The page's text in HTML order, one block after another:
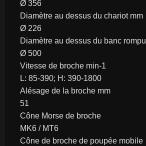
Ø 356
Diamètre au dessus du chariot mm
Ø 226
Diamètre au dessus du banc rompu
Ø 500
Vitesse de broche min-1
L: 85-390; H: 390-1800
Alésage de la broche mm
51
Cône Morse de broche
MK6 / MT6
Cône de broche de poupée mobile